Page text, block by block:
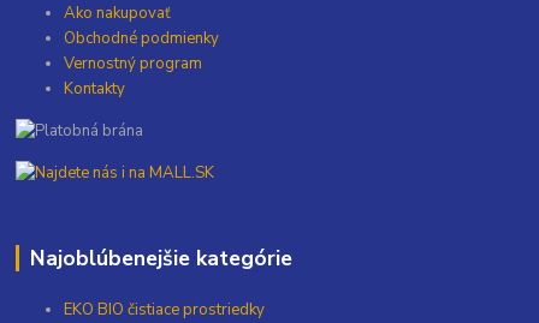
Ako nakupovať
Obchodné podmienky
Vernostný program
Kontakty
Najoblúbenejšie kategórie
EKO BIO čistiace prostriedky